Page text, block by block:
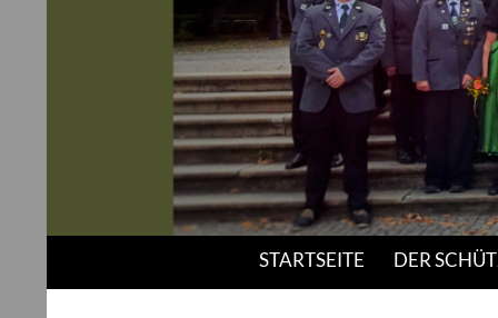
STARTSEITE DER